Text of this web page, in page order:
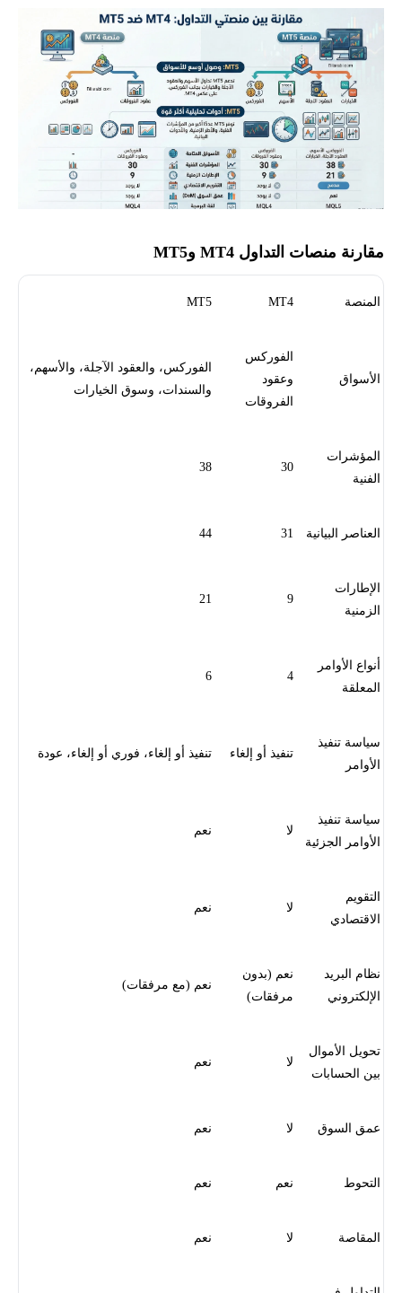
مقارنة منصات التداول MT4 وMT5
المنصة MT4
MT5
الأسواق
الفوركس
وعقود
الفروقات
الفوركس، والعقود الآجلة، والأسهم،
والسندات، وسوق الخيارات
المؤشرات
الفنية
30
38
العناصر البيانية 31
44
الإطارات
الزمنية
9
21
أنواع الأوامر
المعلقة
4
6
سياسة تنفيذ
الأوامر
تنفيذ أو إلغاء تنفيذ أو إلغاء، فوري أو إلغاء، عودة
سياسة تنفيذ
الأوامر الجزئية
لا نعم
التقويم
الاقتصادي
لا نعم
نظام البريد
الإلكتروني
نعم (بدون
مرفقات)
نعم (مع مرفقات)
تحويل الأموال
بين الحسابات
لا نعم
عمق السوق لا نعم
التحوط نعم نعم
المقاصة لا نعم